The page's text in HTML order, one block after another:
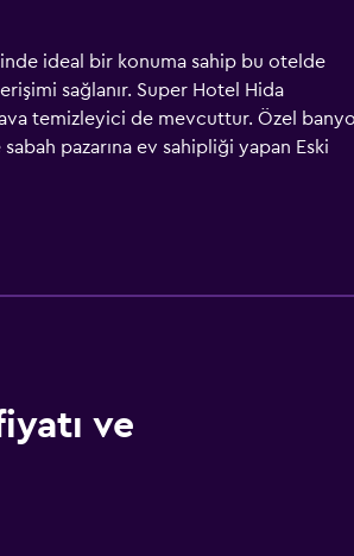
ideal bir konuma sahip bu otelde
sağlanır. Super Hotel Hida
temizleyici de mevcuttur. Özel
pazarına ev sahipliği yapan Eski
çamaşırhane ve ücretsiz olarak
sağlanabilir. Bagaj
ve